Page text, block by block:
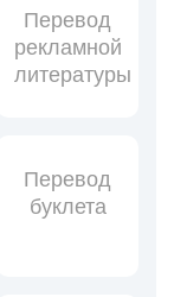
Перевод
рекламной
литературы
Перевод
буклета